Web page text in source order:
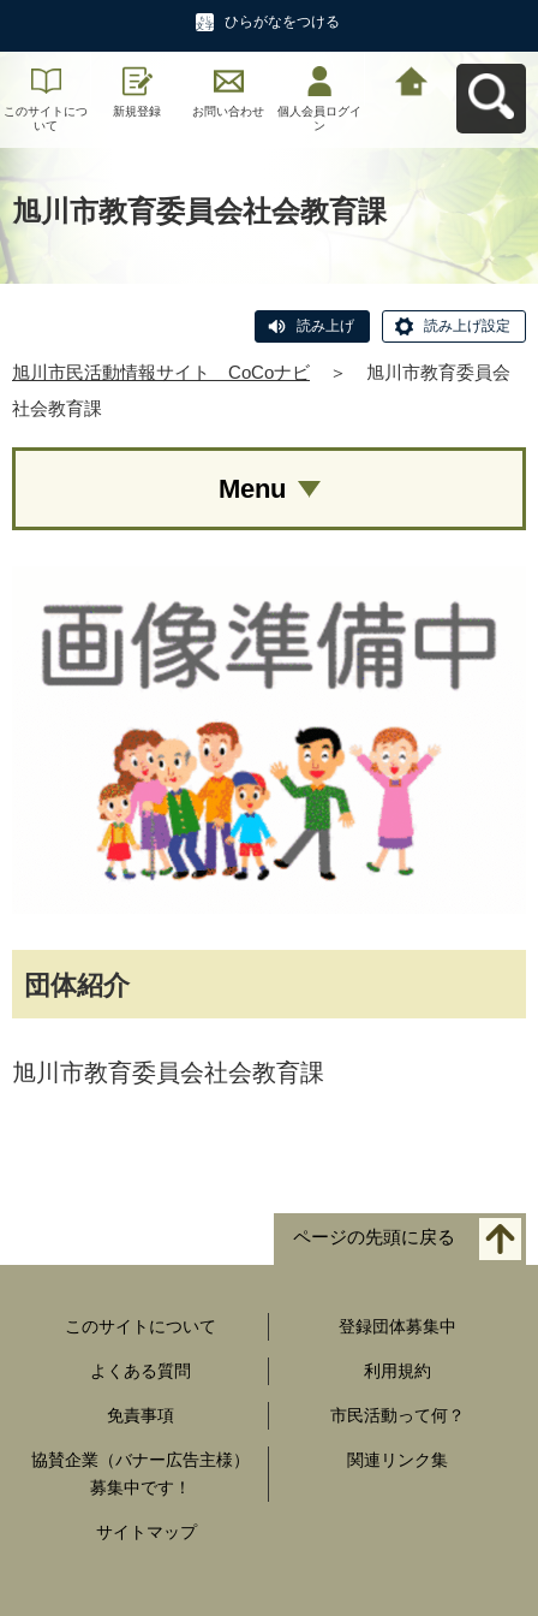
ひらがなをつける
このサイトにつ
いて
新規登録 お問い合わせ
個人会員ログイ
ン
旭川市教育委員会社会教育課
読み上げ 読み上げ設定
旭川市民活動情報サイト CoCoナビ ＞
旭川市教育委員会
社会教育課
団体紹介
旭川市教育委員会社会教育課
Menu
ページの先頭に戻る
このサイトについて 登録団体募集中
よくある質問 利用規約
免責事項 市民活動って何？
協賛企業（バナー広告主様）
募集中です！
関連リンク集
サイトマップ